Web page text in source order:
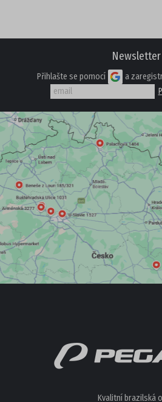
ZIMNÍ OBUV
NADMĚRNÉ VELIKOSTI
PROFI OBUV
UNISEX
PROFI
DÁMSKÁ OBUV
PANTOFLE, ŽABKY
TENISKY
Newsletter
Přihlašte se pomocí a
Kvalitní brazilská